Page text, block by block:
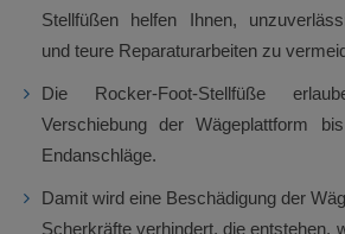
Stellfüßen helfen Ihnen,
und teure Reparaturarbeiten zu
Die Rocker-Foot-Stellfüße
Verschiebung der Wägeplattform
Endanschläge.
Damit wird eine Beschädigung der
Scherkräfte verhindert, die entstehen,